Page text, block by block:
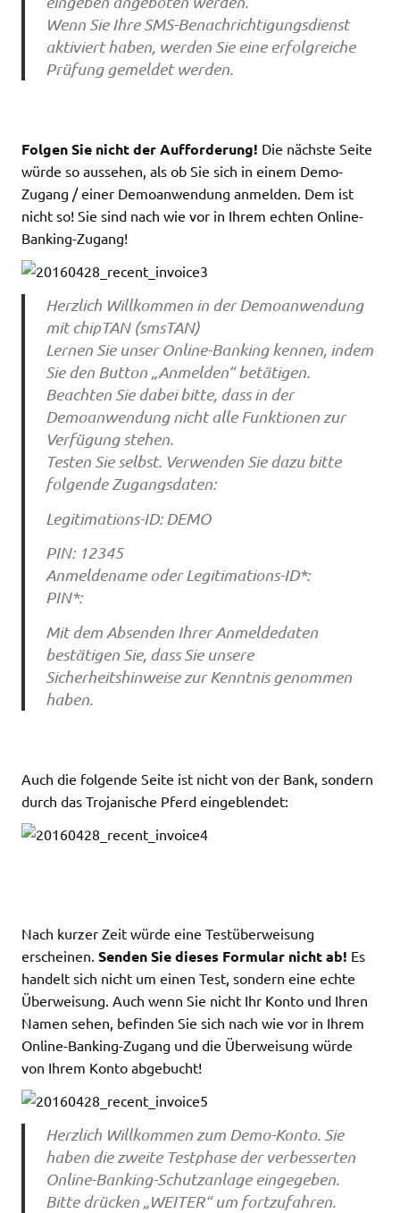
Wenn Sie Ihre SMS-Benachrichtigungsdienst
aktiviert haben, werden Sie eine erfolgreiche
Prüfung gemeldet werden.
Folgen Sie nicht der Aufforderung! Die nächste Seite
würde so aussehen, als ob Sie sich in einem Demo-
Zugang / einer Demoanwendung anmelden. Dem ist
nicht so! Sie sind nach wie vor in Ihrem echten Online-
Banking-Zugang!
Herzlich Willkommen in der Demoanwendung
mit chipTAN (smsTAN)
Lernen Sie unser Online-Banking kennen, indem
Sie den Button „Anmelden“ betätigen.
Beachten Sie dabei bitte, dass in der
Demoanwendung nicht alle Funktionen zur
Verfügung stehen.
Testen Sie selbst. Verwenden Sie dazu bitte
folgende Zugangsdaten:
Legitimations-ID: DEMO
PIN: 12345
Anmeldename oder Legitimations-ID*:
PIN*:
Mit dem Absenden Ihrer Anmeldedaten
bestätigen Sie, dass Sie unsere
Sicherheitshinweise zur Kenntnis genommen
haben.
Auch die folgende Seite ist nicht von der Bank, sondern
durch das Trojanische Pferd eingeblendet:
Nach kurzer Zeit würde eine Testüberweisung
erscheinen. Senden Sie dieses Formular nicht ab! Es
handelt sich nicht um einen Test, sondern eine echte
Überweisung. Auch wenn Sie nicht Ihr Konto und Ihren
Namen sehen, befinden Sie sich nach wie vor in Ihrem
Online-Banking-Zugang und die Überweisung würde
von Ihrem Konto abgebucht!
Herzlich Willkommen zum Demo-Konto. Sie
haben die zweite Testphase der verbesserten
Online-Banking-Schutzanlage eingegeben.
Bitte drücken „WEITER“ um fortzufahren.